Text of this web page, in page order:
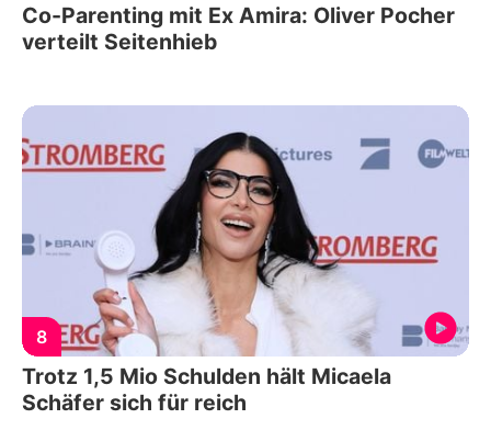
Co-Parenting mit Ex Amira: Oliver Pocher
verteilt Seitenhieb
8
Trotz 1,5 Mio Schulden hält Micaela
Schäfer sich für reich